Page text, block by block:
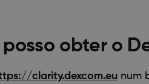
obter o
clarity.dexcom.eunum